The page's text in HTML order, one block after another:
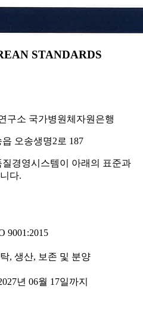
STANDARDS
구소 국가병원체자원은행
오송생명2로 187
경영시스템이 아래의 표준과
다.
9001:2015
, 생산, 보존 및 분양
년 06월 17일까지